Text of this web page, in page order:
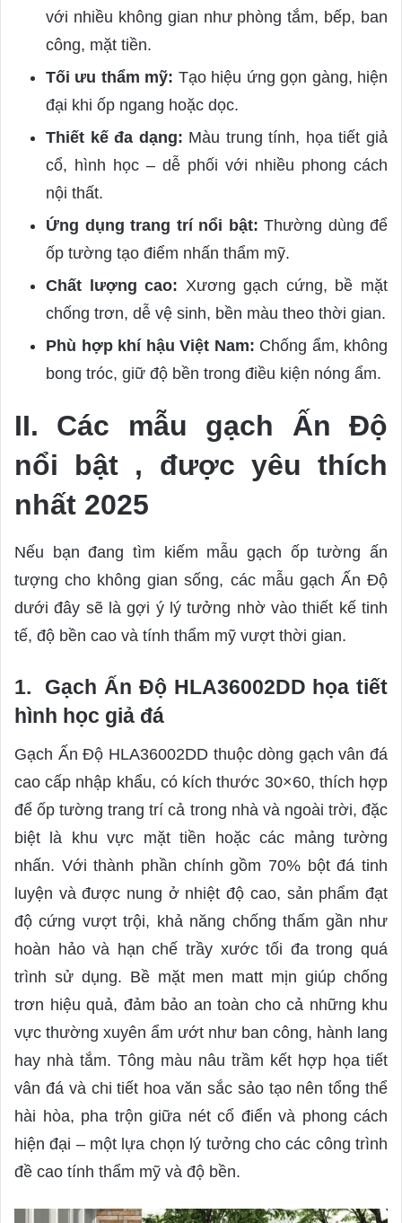
với nhiều không gian như phòng tắm, bếp, ban
công, mặt tiền.
Tối ưu thẩm mỹ: Tạo hiệu ứng gọn gàng, hiện
đại khi ốp ngang hoặc dọc.
Thiết kế đa dạng: Màu trung tính, họa tiết giả
cổ, hình học – dễ phối với nhiều phong cách
nội thất.
Ứng dụng trang trí nổi bật: Thường dùng để
ốp tường tạo điểm nhấn thẩm mỹ.
Chất lượng cao: Xương gạch cứng, bề mặt
chống trơn, dễ vệ sinh, bền màu theo thời gian.
Phù hợp khí hậu Việt Nam: Chống ẩm, không
bong tróc, giữ độ bền trong điều kiện nóng ẩm.
II. Các mẫu gạch Ấn Độ
nổi bật , được yêu thích
nhất 2025
Nếu bạn đang tìm kiếm mẫu gạch ốp tường ấn
tượng cho không gian sống, các mẫu gạch Ấn Độ
dưới đây sẽ là gợi ý lý tưởng nhờ vào thiết kế tinh
tế, độ bền cao và tính thẩm mỹ vượt thời gian.
1. Gạch Ấn Độ HLA36002DD họa tiết
hình học giả đá
Gạch Ấn Độ HLA36002DD thuộc dòng gạch vân đá
cao cấp nhập khẩu, có kích thước 30×60, thích hợp
để ốp tường trang trí cả trong nhà và ngoài trời, đặc
biệt là khu vực mặt tiền hoặc các mảng tường
nhấn. Với thành phần chính gồm 70% bột đá tinh
luyện và được nung ở nhiệt độ cao, sản phẩm đạt
độ cứng vượt trội, khả năng chống thấm gần như
hoàn hảo và hạn chế trầy xước tối đa trong quá
trình sử dụng. Bề mặt men matt mịn giúp chống
trơn hiệu quả, đảm bảo an toàn cho cả những khu
vực thường xuyên ẩm ướt như ban công, hành lang
hay nhà tắm. Tông màu nâu trầm kết hợp họa tiết
vân đá và chi tiết hoa văn sắc sảo tạo nên tổng thể
hài hòa, pha trộn giữa nét cổ điển và phong cách
hiện đại – một lựa chọn lý tưởng cho các công trình
đề cao tính thẩm mỹ và độ bền.